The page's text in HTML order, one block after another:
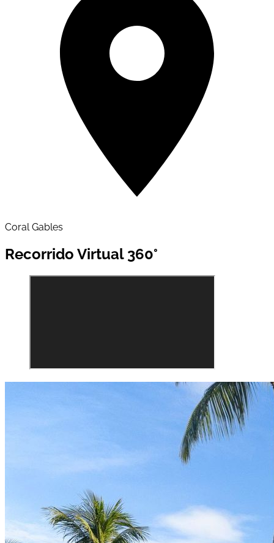
Coral Gables
Recorrido Virtual 360°